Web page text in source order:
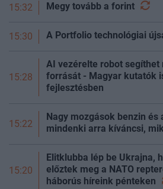
15:32 Megy tovább a forint
15:30 A Portfolio technológiai
15:28
AI vezérelte robot
forrását - Magyar kutatók
fejlesztésben
15:22
Nagy mozgások benzin és
mindenki arra kíváncsi,
15:20
Elitklubba lép be Ukrajna,
előztek meg a NATO
háborús híreink pénteken